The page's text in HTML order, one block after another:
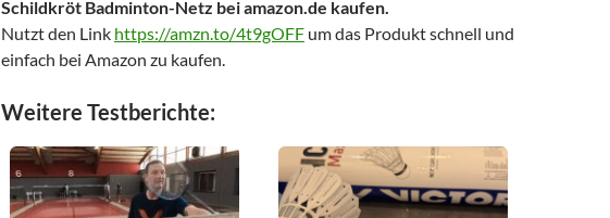
Schildkröt Badminton-Netz bei amazon.de kaufen.
Nutzt den Link https://amzn.to/4t9gOFF um das Produkt schnell und
einfach bei Amazon zu kaufen.
Weitere Testberichte: